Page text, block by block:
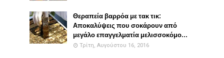
Θεραπεία βαρρόα με τακ τικ:
Αποκαλύψεις που σοκάρουν από
μεγάλο επαγγελματία μελισσοκόμο...
Τρίτη, Αυγούστου 16, 2016